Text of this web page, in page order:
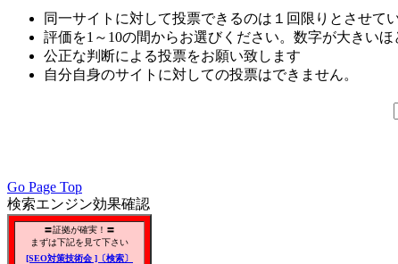
同一サイトに対して投票できるのは１回限りとさせて
評価を1～10の間からお選びください。数字が大きいほ
公正な判断による投票をお願い致します
自分自身のサイトに対しての投票はできません。
Go Page Top
検索エンジン効果確認
〓証拠が確実！〓
まずは下記を見て下さい
[SEO対策技術会 ]〔検索〕